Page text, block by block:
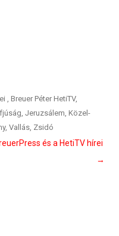
, Breuer Péter HetiTV,
, Jeruzsálem, Közel-
, Vallás, Zsidó
és a HetiTV hírei
→